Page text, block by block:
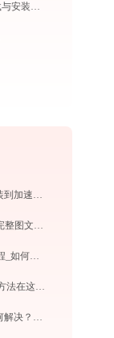
(2025最新)HP452dw打印机驱动下载与安装指南 - 官方驱动支持
小黑盒加速器使用指南：从下载安装到加速外服游戏，免费版够用吗
BarTender安装教程：新手下载安装完整图文步骤
疯歌音效平台VST插件/补丁安装教程_如何加载插件效果包
惠普M1319f打印机连接不上？解决方法在这里 - 金山毒霸
利盟X4975 PRO打印机连接问题如何解决？-金山毒霸